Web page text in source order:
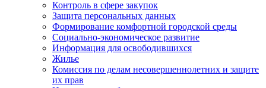
Контроль в сфере закупок
Защита персональных данных
Формирование комфортной городской среды
Социально-экономическое развитие
Информация для освободившихся
Жилье
Комиссия по делам несовершеннолетних и защите
их прав